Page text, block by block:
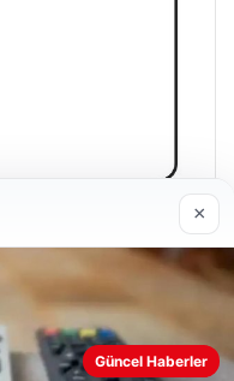
iyi anlayabilmek,
×
Güncel Haberler